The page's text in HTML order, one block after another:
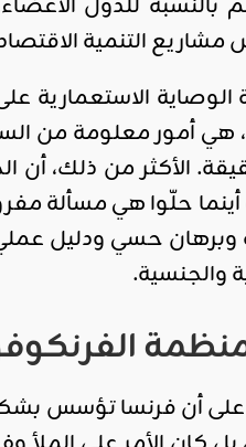
التنمية
الوصاية الاستعمارية
هي أمور معلومة من
الأكثر من ذلك، أن
حلّوا هي مسألة
حسي ودليل عملي
والجنسية.
أن فرنسا تؤسس